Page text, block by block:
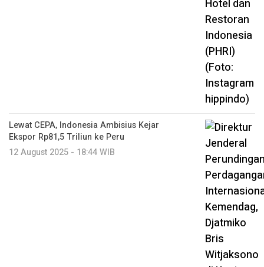
Lewat CEPA, Indonesia Ambisius Kejar
Ekspor Rp81,5 Triliun ke Peru
12 August 2025 - 18:44 WIB